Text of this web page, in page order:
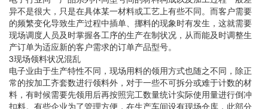
异不是很大，只是在具体某一材料或工艺上有些不同。而客户需要
的频繁变化导致生产过程中插单、挪料的现象时有发生，这就需要
现场调度人员及时掌握各工序的生产在制状况，从而能及时调整生
产订单为适应新的客户需求的订单产品型号。
3现场领料状况混乱
电子业由于生产特性不同，现场用料的领用方式也随之不同，除正
常的按加工齐套数进行领料外，对于一些不可拆分或难于计数的材
料，有时候需要先领用后再按照完工数量统计实际使用量进行倒冲
扣料。有些企业为了管理方便，在生产车间设有现场仓库，此部分